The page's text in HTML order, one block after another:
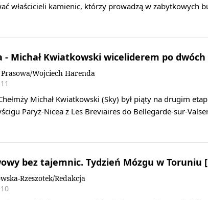
właścicieli kamienic, którzy prowadzą w zabytkowych
- Michał Kwiatkowski wiceliderem po
Wojciech Harenda
Michał Kwiatkowski (Sky) był piąty na drugim
Paryż-Nicea z Les Breviaires do Bellegarde-sur-
bez tajemnic. Tydzień Mózgu w Toruniu
Rzeszotek/Redakcja